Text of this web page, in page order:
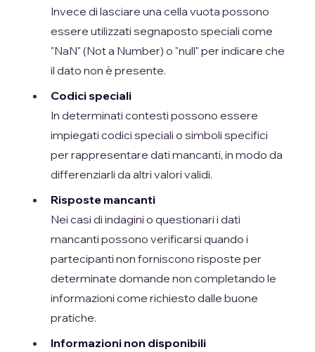
Invece di lasciare una cella vuota possono
essere utilizzati segnaposto speciali come
"NaN" (Not a Number) o "null" per indicare che
il dato non è presente.
Codici speciali
In determinati contesti possono essere
impiegati codici speciali o simboli specifici
per rappresentare dati mancanti, in modo da
differenziarli da altri valori validi.
Risposte mancanti
Nei casi di indagini o questionari i dati
mancanti possono verificarsi quando i
partecipanti non forniscono risposte per
determinate domande non completando le
informazioni come richiesto dalle buone
pratiche.
Informazioni non disponibili